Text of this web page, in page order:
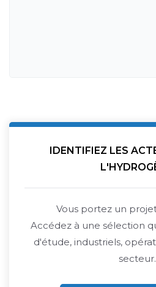
IDENTIFIEZ LES
Vous portez un
Accédez à une sélection
d'étude, industriels,
secteur.